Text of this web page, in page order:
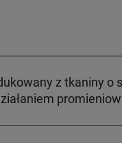
z tkaniny